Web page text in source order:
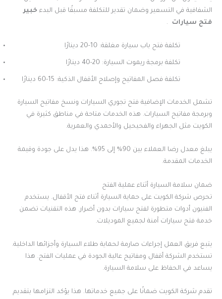
الشفافية في التسعير وضمان تقدير للتكلفة مسبقًا قبل البدء خبير
فتح سيارات .
تكلفة فتح باب سيارة مغلقة: 10-20 دينارًا
تكلفة برمجة ريموت السيارة: 20-40 دينارًا
تكلفة فصل المفاتيح وإصلاح الأقفال الذكية: 15-60 دينارًا
تشمل الخدمات الإضافية فتح تجوري السيارات ونسخ مفاتيح السيارة
وبرمجة مفاتيح السيارات. هذه الخدمات متاحة في مناطق كثيرة في
الكويت مثل الجهراء والفحيحيل والأحمدي والعمرية.
يبلغ معدل رضا العملاء بين 90% إلى 95%. هذا يدل على جودة وقيمة
الخدمات المقدمة.
ضمان سلامة السيارة أثناء عملية الفتح
تحرص شركة الكويت على حماية السيارة أثناء فتح الأقفال. يستخدم
الفنيون أدوات متطورة لفتح سيارات بدون أضرار. هذه التقنيات تضمن
خدمة فتح سيارات آمنة لجميع الموديلات.
يتبع فريق العمل إجراءات صارمة لحماية طلاء السيارة وأجزائها الداخلية.
تستخدم الشركة أقفال ومفاتيح عالية الجودة في عمليات الفتح. هذا
يساعد في الحفاظ على سلامة السيارة.
تقدم شركة الكويت ضمانًا على جميع خدماتها. هذا يؤكد التزامها بتقديم